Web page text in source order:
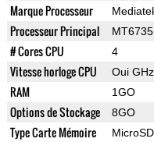
Marque Processeur
Processeur Principal
# Cores CPU 4
Vitesse horloge CPU Oui GHz
RAM 1GO
Options de Stockage 8GO
Type Carte Mémoire MicroSD